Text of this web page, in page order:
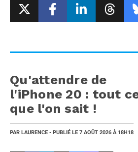
Qu'attendre de
l'iPhone 20 : tout
que l'on sait !
PAR LAURENCE - PUBLIÉ LE 7 AOÛT 2026 À 18H18